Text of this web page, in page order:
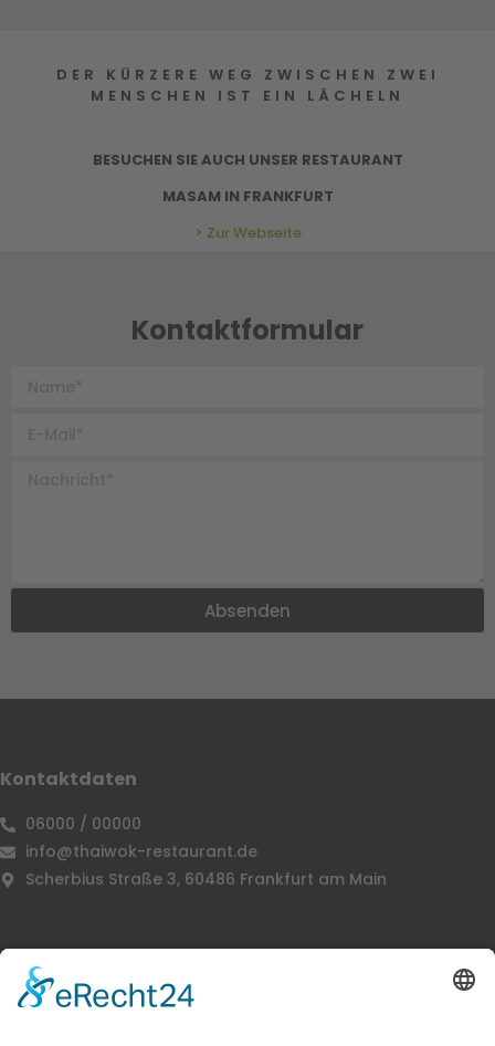
DER KÜRZERE WEG ZWISCHEN ZWEI
MENSCHEN IST EIN LÄCHELN
BESUCHEN SIE AUCH UNSER RESTAURANT
MASAM IN FRANKFURT
> Zur Webseite
Kontaktformular
Absenden
Kontaktdaten
06000 / 00000
info@thaiwok-restaurant.de
Scherbius Straße 3, 60486 Frankfurt am Main
Navigation